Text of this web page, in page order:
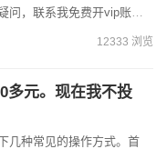
问，联系我免费开vip账
载券...
12333 浏览
多元。现在我不投
几种常见的操作方式。首